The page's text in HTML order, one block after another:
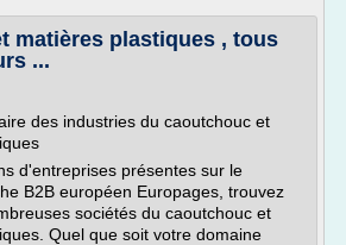
matières plastiques , tous
...
des industries du caoutchouc et
d'entreprises présentes sur le
B2B européen Europages, trouvez
sociétés du caoutchouc et
Quel que soit votre domaine